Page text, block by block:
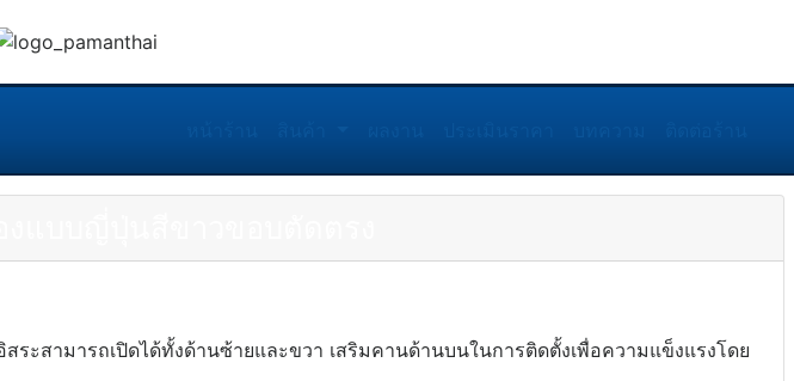
ระสามารถเปิดได้ทั้งด้านซ้ายและขวา เสริมคานด้านบนในการติดตั้งเพื่อความแข็งแรงโดย